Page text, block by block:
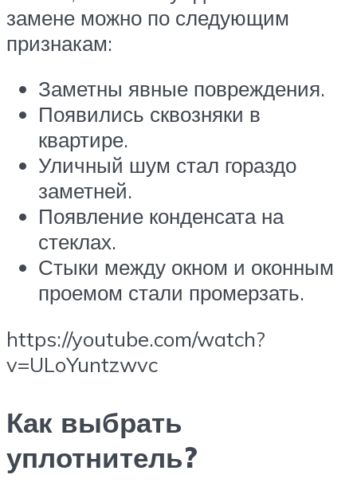
замене можно по следующим
признакам:
Заметны явные повреждения.
Появились сквозняки в
квартире.
Уличный шум стал гораздо
заметней.
Появление конденсата на
стеклах.
Стыки между окном и оконным
проемом стали промерзать.
https://youtube.com/watch?
v=ULoYuntzwvc
Как выбрать
уплотнитель?